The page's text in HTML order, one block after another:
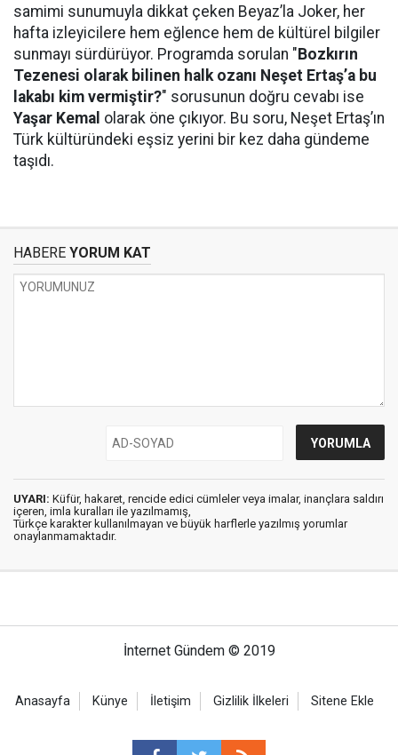
samimi sunumuyla dikkat çeken Beyaz’la Joker, her
hafta izleyicilere hem eğlence hem de kültürel bilgiler
sunmayı sürdürüyor. Programda sorulan " Bozkırın
Tezenesi olarak bilinen halk ozanı Neşet Ertaş’a bu
lakabı kim vermiştir?" sorusunun doğru cevabı ise
Yaşar Kemal olarak öne çıkıyor. Bu soru, Neşet Ertaş’ın
Türk kültüründeki eşsiz yerini bir kez daha gündeme
taşıdı.
HABERE YORUM KAT
UYARI: Küfür, hakaret, rencide edici cümleler veya imalar, inançlara saldırı
içeren, imla kuralları ile yazılmamış,
Türkçe karakter kullanılmayan ve büyük harflerle yazılmış yorumlar
onaylanmamaktadır.
İnternet Gündem © 2019
Anasayfa Künye İletişim Gizlilik İlkeleri Sitene Ekle